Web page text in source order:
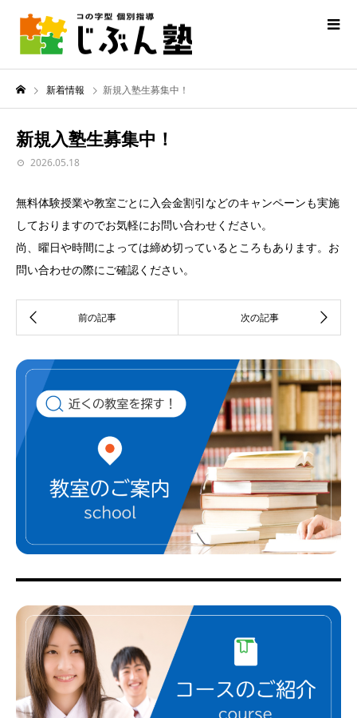
新着情報 新規入塾生募集中！
新規入塾生募集中！
2026.05.18
無料体験授業や教室ごとに入会金割引などのキャンペーンも実施
しておりますのでお気軽にお問い合わせください。
尚、曜日や時間によっては締め切っているところもあります。お
問い合わせの際にご確認ください。